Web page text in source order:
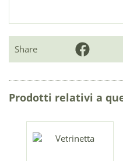
Share
Prodotti relativi a